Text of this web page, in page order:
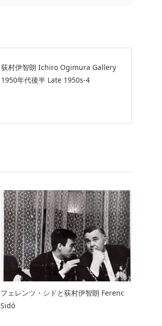
荻村伊智朗 Ichiro Ogimura Gallery
1950年代後半 Late 1950s-4
フェレンツ・シドと荻村伊智朗 Ferenc
Sidó